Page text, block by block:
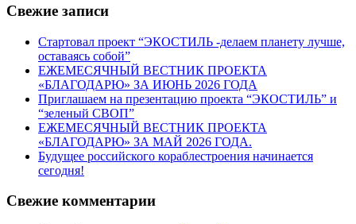
Свежие записи
Стартовал проект “ЭКОСТИЛЬ -делаем планету лучше,
оставаясь собой”
ЕЖЕМЕСЯЧНЫЙ ВЕСТНИК ПРОЕКТА
«БЛАГОДАРЮ» ЗА ИЮНЬ 2026 ГОДА
Приглашаем на презентацию проекта “ЭКОСТИЛЬ” и
“зеленый СВОП”
ЕЖЕМЕСЯЧНЫЙ ВЕСТНИК ПРОЕКТА
«БЛАГОДАРЮ» ЗА МАЙ 2026 ГОДА.
Будущее российского кораблестроения начинается
сегодня!
Свежие комментарии